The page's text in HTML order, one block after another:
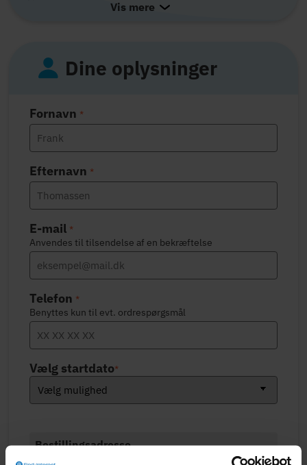
Vis mere
Dine oplysninger
Fornavn *
Efternavn *
E-mail *
Anvendes til tilsendelse af en bekræftelse
Telefon *
Benyttes kun til evt. ordrespørgsmål
Vælg startdato*
Bestillingsadresse